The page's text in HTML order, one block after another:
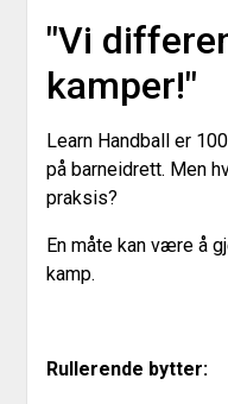
"Vi
kamper!"
Learn Handball er
på barneidrett. Men
praksis?
En måte kan være å
kamp.
Rullerende bytter: